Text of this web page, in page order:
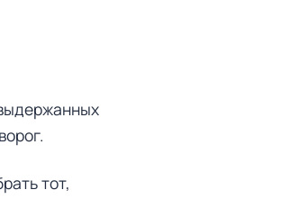
тот,